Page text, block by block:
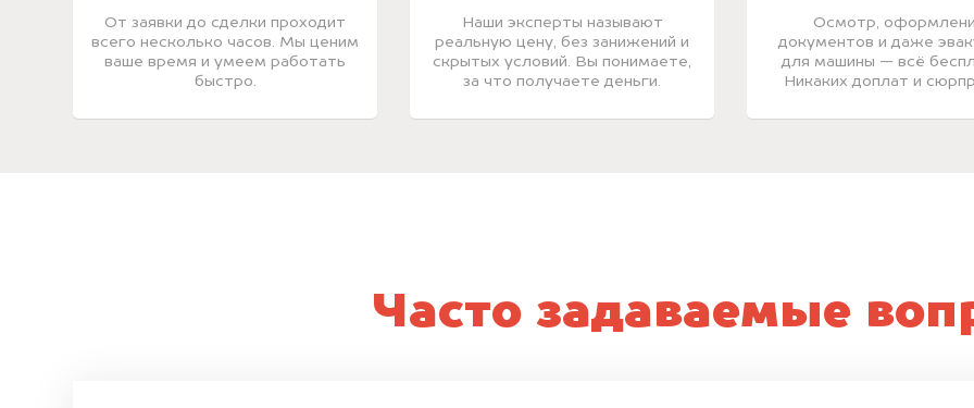
От заявки до сделки проходит
всего несколько часов. Мы ценим
ваше время и умеем работать
быстро.
Наши эксперты называют
реальную цену, без занижений и
скрытых условий. Вы понимаете,
за что получаете деньги.
Осмотр,
документов и даже
для машины — всё
Никаких доплат и
Часто задаваемые